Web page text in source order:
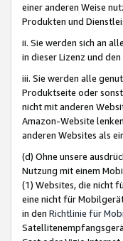
einer anderen Weise
Produkten und
ii. Sie werden sich an
in dieser Lizenz und
iii. Sie werden alle
Produktseite oder
nicht mit anderen
Amazon-Website
anderen Websites als
(d) Ohne unsere
Nutzung mit einem
(1) Websites, die nicht
eine nicht für
in den Richtlinie für